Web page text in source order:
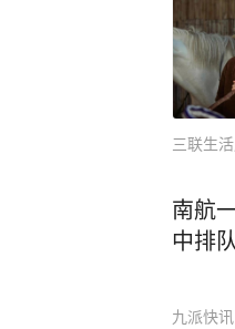
定公
处理
正意
方向
哪怕
了，
00元
三联生
南航
中排
九派快讯